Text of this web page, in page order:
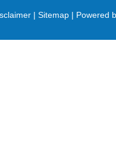
| Sitemap | Powered